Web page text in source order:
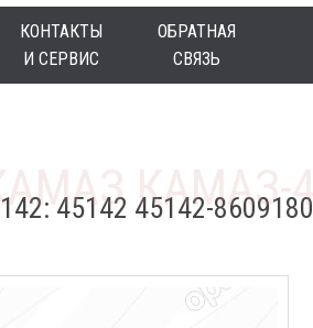
КОНТАКТЫ
И СЕРВИС
ОБРАТНАЯ
СВЯЗЬ
45142 45142-